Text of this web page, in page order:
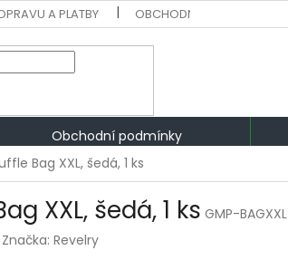
A PLATBY OBCHODNÍ PODMÍNKY
Obchodní podmínky
Bag XXL, šedá, 1 ks
XXL, šedá, 1 ks GMP-BAGXXL
Značka:Revelry